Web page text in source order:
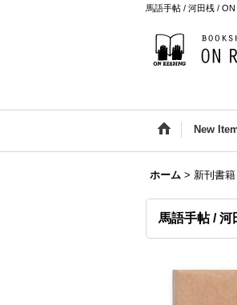
馬語手帖 / 河田桟 /
New
ホーム > 新刊書
馬語手帖 / 河